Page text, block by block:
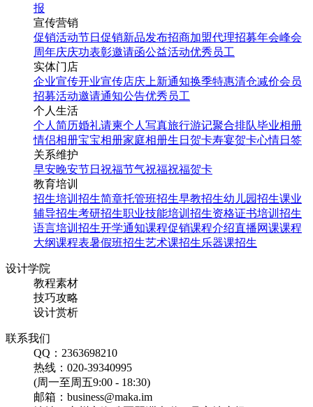
报
宣传营销
促销活动节日促销新品发布招商加盟代理招募年会峰会
周年庆庆功表彰邀请函公益活动优秀员工
实体门店
企业宣传开业宣传店庆 上新通知换季特惠清仓减价会员
招募活动邀请通知公告优秀员工
个人生活
个人简历婚礼请柬个人写真旅行游记聚合排队毕业相册
情侣相册宝宝相册家庭相册生日贺卡寿宴贺卡心情日签
关系维护
早安晚安节日祝福节气祝福祝福贺卡
教育培训
招生培训 招生简章托管班招生早教招生幼儿园招生课业
辅导招生考研招生职业技能培训招生资格证书培训招生
语言培训招生开学通知课程促销课程介绍直播网课课程
大纲课程表暑假班招生艺术课招生乐器课招生
设计学院
教程素材
技巧攻略
设计赏析
联系我们
QQ：2363698210
热线：020-39340995
(周一至周五9:00 - 18:30)
邮箱：business@maka.im